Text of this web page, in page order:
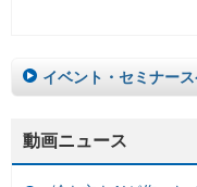
イベント・セミナー
動画ニュース